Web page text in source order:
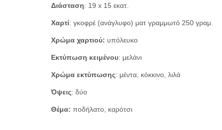
Διάσταση: 19 x 15 εκατ.
Χαρτί: γκοφρέ (ανάγλυφο) ματ γραμμωτό 250 γραμ.
Χρώμα χαρτιού: υπόλευκο
Εκτύπωση κειμένου: μελάνι
Χρώμα εκτύπωσης: μέντα, κόκκινο, λιλά
Όψεις: δύο
Θέμα: ποδήλατο, καρότσι